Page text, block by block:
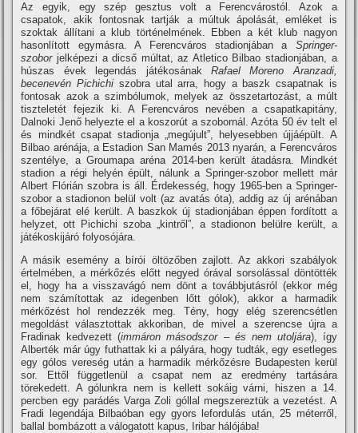
Az egyik, egy szép gesztus volt a Ferencvárostól. Azok a
csapatok, akik fontosnak tartják a múltuk ápolását, emléket is
szoktak állí­tani a klub történelmének. Ebben a két klub nagyon
hasonlí­tott egymásra. A Ferencváros stadionjában a Springer-
szoborjelképezi a dicső múltat, az Atletico Bilbao stadionjában, a
húszas évek legendás játékosának Rafael Moreno Aranzadi,
becenevén Pichichi szobra utal arra, hogy a baszk csapatnak is
fontosak azok a szimbólumok, melyek az összetartozást, a múlt
tiszteletét fejezik ki. A Ferencváros nevében a csapatkapitány,
Dalnoki Jenő helyezte el a koszorút a szobornál. Azóta 50 év telt el
és mindkét csapat stadionja „megújult”, helyesebben újjáépült. A
Bilbao arénája, a Estadion San Mamés 2013 nyarán, a Ferencváros
szentélye, a Groumapa aréna 2014-ben került átadásra. Mindkét
stadion a régi helyén épült, nálunk a Springer-szobor mellett már
Albert Flórián szobra is áll. Érdekesség, hogy 1965-ben a Springer-
szobor a stadionon belül volt (az avatás óta), addig az új arénában
a főbejárat elé került. A baszkok új stadionjában éppen fordí­tott a
helyzet, ott Pichichi szoba „kintről”, a stadionon belülre került, a
játékoskijáró folyosójára.
A másik esemény a bí­rói öltözőben zajlott. Az akkori szabályok
értelmében, a mérkőzés előtt negyed órával sorsolással döntötték
el, hogy ha a visszavágó nem dönt a továbbjutásról (ekkor még
nem számí­tottak az idegenben lőtt gólok), akkor a harmadik
mérkőzést hol rendezzék meg. Tény, hogy elég szerencsétlen
megoldást választottak akkoriban, de mivel a szerencse újra a
Fradinak kedvezett (immáron másodszor – és nem utoljára), í­gy
Alberték már úgy futhattak ki a pályára, hogy tudták, egy esetleges
egy gólos vereség után a harmadik mérkőzésre Budapesten kerül
sor. Ettől függetlenül a csapat nem az eredmény tartására
törekedett. A gólunkra nem is kellett sokáig várni, hiszen a 14.
percben egy parádés Varga Zoli góllal megszereztük a vezetést. A
Fradi legendája Bilbaóban egy gyors lefordulás után, 25 méterről,
ballal bombázott a válogatott kapus, Iribar hálójába!